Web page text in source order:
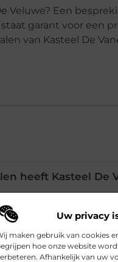
Uw privacy
maken gebruik van cookies
hoe onze website
Afhankelijk van uw
Veluwe? Een
garant voor een
van Kasteel De
heeft Kasteel De
van het
voor